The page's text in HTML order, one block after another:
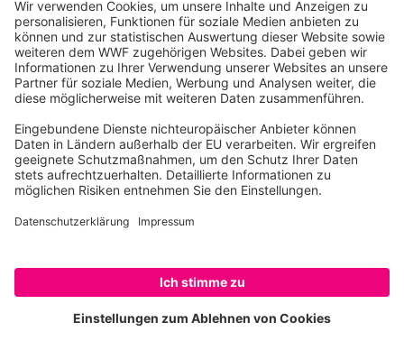
Registriert als Stiftung WWF Deutschland, Senatsverwaltung für
Justiz Berlin, Az: 3416/976/2
Umsatzsteuer-Identifikationsnummer: DE 114236103
Freistellungsbescheid: Als gemeinnützige Körperschaft befreit
von der Körperschaftssteuer gem. §5 I 9 KStg. unter der
Steuernummer 27/641/09321
© WWF Deutschland 2026